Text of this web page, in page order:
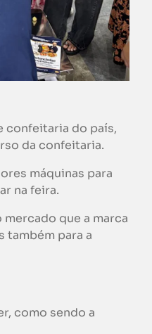
confeitaria do país,
da confeitaria.
máquinas para
na feira.
mercado que a marca
para a
como sendo a